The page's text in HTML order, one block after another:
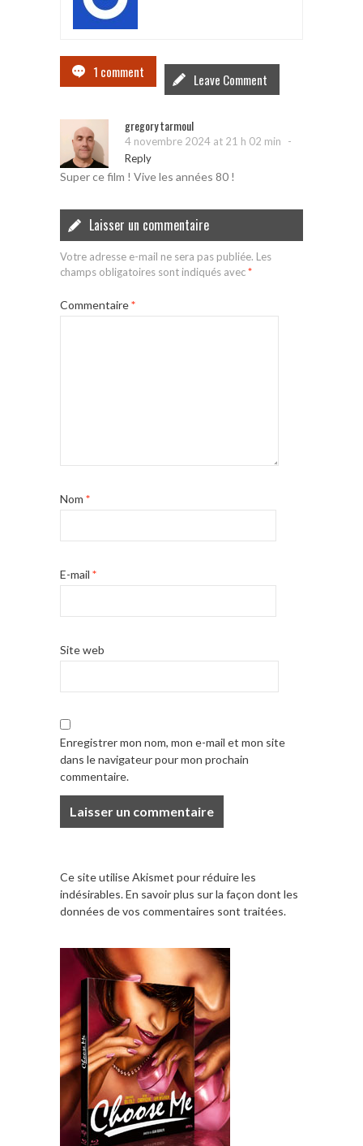
1 comment Leave Comment
gregory tarmoul
4 novembre 2024 at 21 h 02 min -
Reply
Super ce film ! Vive les années 80 !
Laisser un commentaire
Votre adresse e-mail ne sera pas publiée. Les
champs obligatoires sont indiqués avec*
Commentaire*
Nom *
E-mail *
Site web
Enregistrer mon nom, mon e-mail et mon site
dans le navigateur pour mon prochain
commentaire.
Ce site utilise Akismet pour réduire les
indésirables.En savoir plus sur la façon dont les
données de vos commentaires sont traitées.